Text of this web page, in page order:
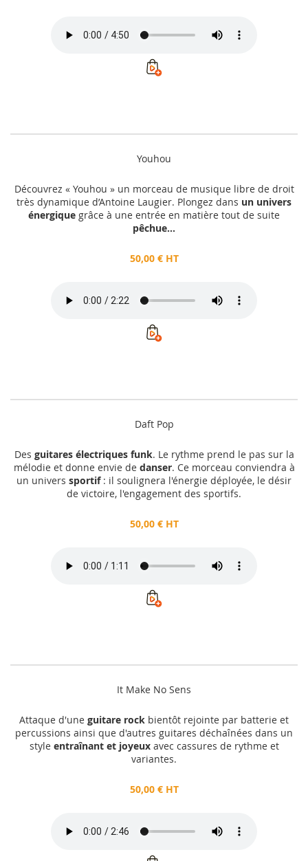
Youhou
Découvrez « Youhou » un morceau de musique libre de droit
très dynamique d’Antoine Laugier. Plongez dans un univers
énergique grâce à une entrée en matière tout de suite
pêchue...
50,00 € HT
Daft Pop
Des guitares électriques funk. Le rythme prend le pas sur la
mélodie et donne envie de danser. Ce morceau conviendra à
un univers sportif: il soulignera l'énergie déployée, le désir
de victoire, l'engagement des sportifs.
50,00 € HT
It Make No Sens
Attaque d'une guitare rock bientôt rejointe par batterie et
percussions ainsi que d'autres guitares déchaînées dans un
style entraînant et joyeuxavec cassures de rythme et
variantes.
50,00 € HT